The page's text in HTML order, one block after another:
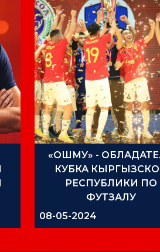
«ОШМУ» -
КУБКА
РЕСПУБЛИКИ ПО
ФУТЗАЛУ
08-05-2024